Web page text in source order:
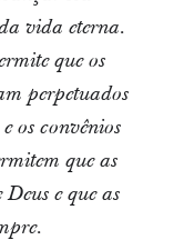
vida eterna.
que os
perpetuados
os convênios
que as
e que as